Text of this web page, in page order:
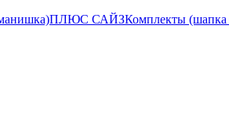
ПЛЮС САЙЗКомплекты (шапка